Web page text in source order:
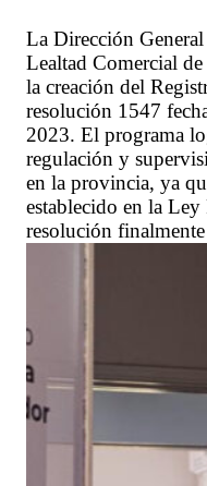
La Dirección
Lealtad Comercial
la creación del
resolución 1547
2023. El programa
regulación y
en la provincia, ya
establecido en la
resolución